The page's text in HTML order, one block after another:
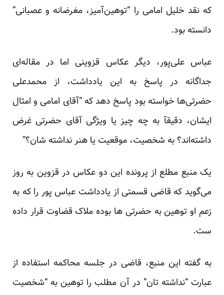
که نقد خلیل امامی را “توهین‌آمیز،‌ مغرضانه و عصبانی”
دانسته بود.
عباس علی‌پور، دیگر عکاس قزوینی اما در مقاله‌ای
جداگانه در پاسخ به این یادداشت، از محمدعلی
حضرتی‌ها خواسته بود پاسخ دهد که “آقای امامی و امثال
ایشان، دقیقآ به چه چیز یا ویژگی آقای حضرتی غرض
داشته‌اند؟ به شخصیت، موقعیت یا هنر نداشته‌ شان؟”
یک منبع مطلع از پرونده این دو عکاس در قزوین به روز
می‌گوید که قاضی قسمتی از یادداشت عباس پور را که به
زعم او توهین به حضرتی ها بوده ملاک قضاوت قرار داده
ست.
به گفته این منبع، قاضی در جلسه محاکمه استفاده از
عبارت “نداشته‌ تان” در آن مطلب را توهین به “شخصیت